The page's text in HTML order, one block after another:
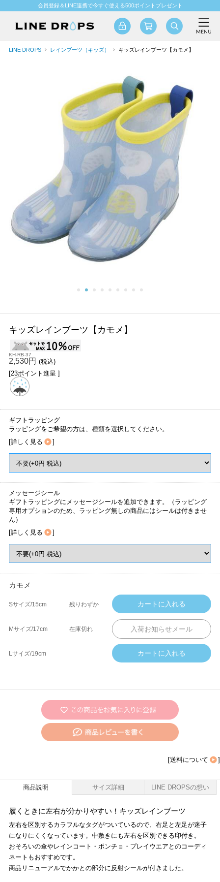
会員登録＆LINE連携で今すぐ使える500ポイントプレゼント
LINE DROPS レインブーツ（キッズ） キッズレインブーツ【カモメ】
キッズレインブーツ【カモメ】
KH-RB-37
2,530円 (税込)
[23ポイント進呈 ]
ギフトラッピング
ラッピングをご希望の方は、種類を選択してください。
[詳しく見る ]
メッセージシール
ギフトラッピングにメッセージシールを追加できます。（ラッピング
専用オプションのため、ラッピング無しの商品にはシールは付きませ
ん）
[詳しく見る ]
カモメ
Sサイズ/15cm 残りわずか
Mサイズ/17cm 在庫切れ
Lサイズ/19cm
[送料について ]
商品説明 サイズ詳細 LINE DROPSの想い
履くときに左右が分かりやすい！キッズレインブーツ
左右を区別するカラフルなタグがついているので、右足と左足が迷子
になりにくくなっています。中敷きにも左右を区別できる印付き。
おそろいの傘やレインコート・ポンチョ・プレイウエアとのコーディ
ネートもおすすめです。
商品リニューアルでかかとの部分に反射シールが付きました。